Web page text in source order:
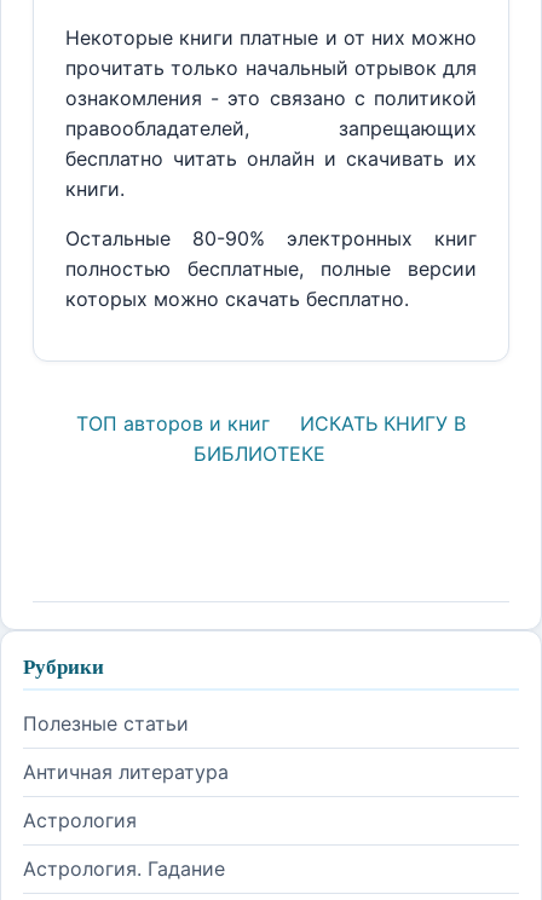
Некоторые книги платные и от них можно
прочитать только начальный отрывок для
ознакомления - это связано с политикой
правообладателей, запрещающих
бесплатно читать онлайн и скачивать их
книги.
Остальные 80-90% электронных книг
полностью бесплатные, полные версии
которых можно скачать бесплатно.
ТОП авторов и книг
ИСКАТЬ КНИГУ В
БИБЛИОТЕКЕ
Рубрики
Полезные статьи
Античная литература
Астрология
Астрология. Гадание